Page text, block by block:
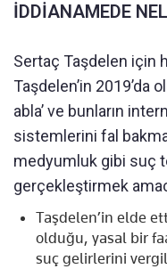
İDDİANAMEDE
Sertaç Taşdelen için
Taşdelen’in 2019’da
abla’ ve bunların
sistemlerini fal
medyumluk gibi suç
gerçekleştirmek
Taşdelen’in elde
olduğu, yasal bir
suç gelirlerini